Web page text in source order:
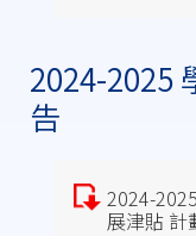
2024-2025
告
2024-
展津貼 計